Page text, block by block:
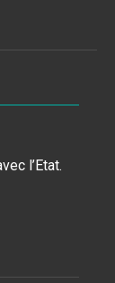
l’Etat.